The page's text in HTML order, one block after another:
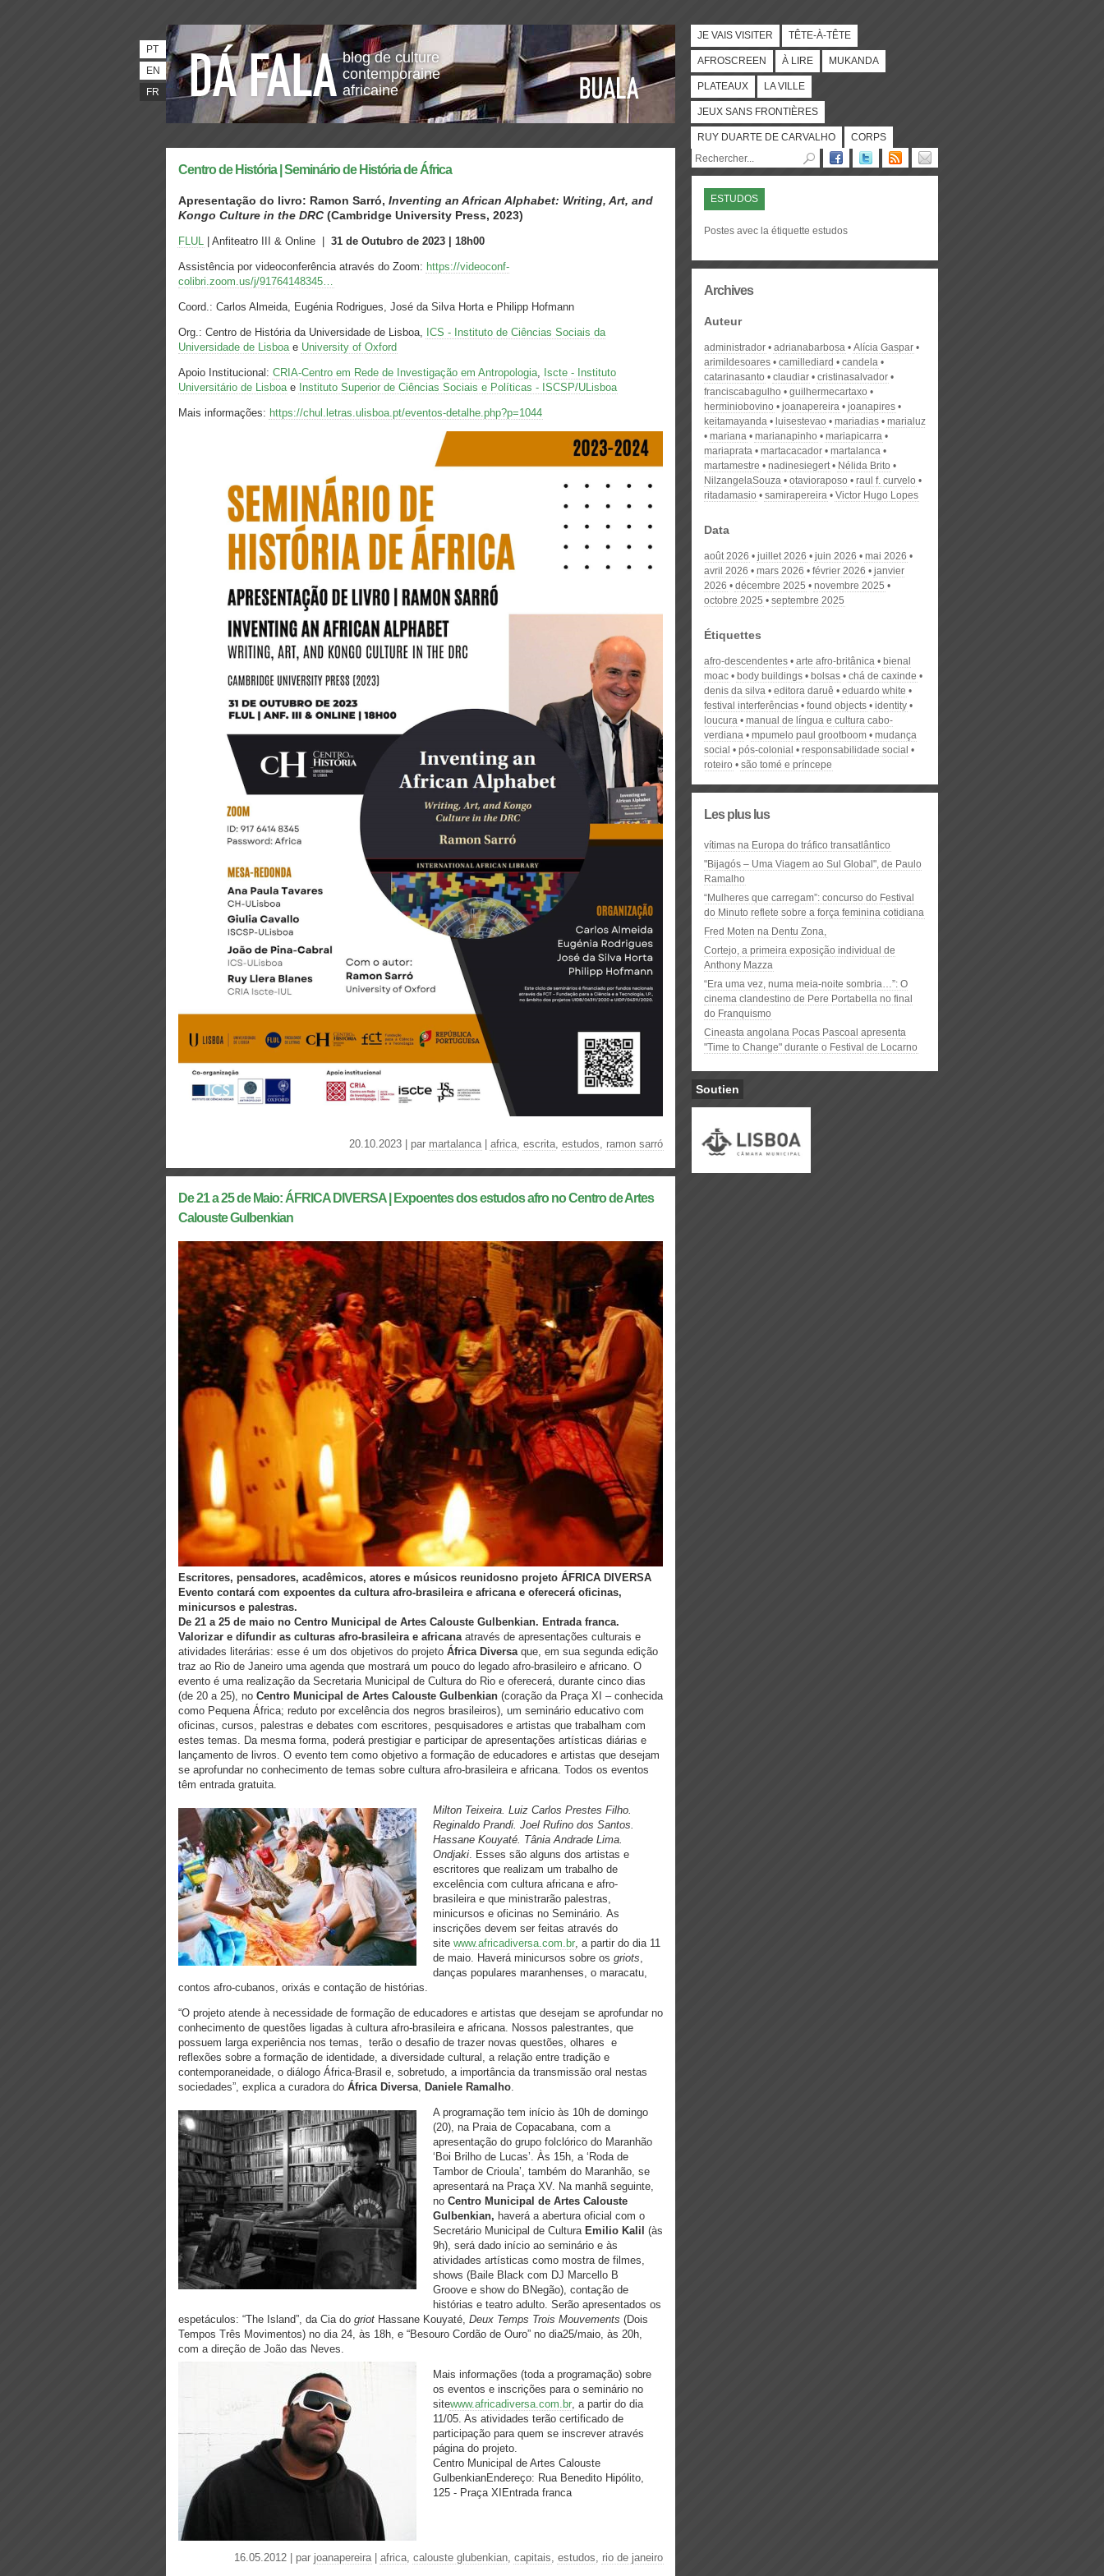
blog de culture
contemporaine
africaine
PT
EN
FR
JE VAIS VISITER TÊTE-À-TÊTE
AFROSCREEN À LIRE MUKANDA
PLATEAUX LA VILLE
JEUX SANS FRONTIÈRES
RUY DUARTE DE CARVALHO CORPS
Centro de História | Seminário de História de África
Apresentação do livro: Ramon Sarró, Inventing an African Alphabet: Writing, Art, and
Kongo Culture in the DRC (Cambridge University Press, 2023)
FLUL | Anfiteatro III & Online | 31 de Outubro de 2023 | 18h00
Assistência por videoconferência através do Zoom: https://videoconf-
colibri.zoom.us/j/91764148345…
Coord.: Carlos Almeida, Eugénia Rodrigues, José da Silva Horta e Philipp Hofmann
Org.: Centro de História da Universidade de Lisboa, ICS - Instituto de Ciências Sociais da
Universidade de Lisboae University of Oxford
Apoio Institucional: CRIA-Centro em Rede de Investigação em Antropologia, Iscte - Instituto
Universitário de Lisboae Instituto Superior de Ciências Sociais e Políticas - ISCSP/ULisboa
Mais informações: https://chul.letras.ulisboa.pt/eventos-detalhe.php?p=1044
20.10.2023 | par martalanca| africa, escrita, estudos, ramon sarró
De 21 a 25 de Maio: ÁFRICA DIVERSA | Expoentes dos estudos afro no Centro de Artes
Calouste Gulbenkian
Escritores, pensadores, acadêmicos, atores e músicos reunidosno projeto ÁFRICA DIVERSA
Evento contará com expoentes da cultura afro-brasileira e africana e oferecerá oficinas,
minicursos e palestras.
De 21 a 25 de maio no Centro Municipal de Artes Calouste Gulbenkian. Entrada franca.
Valorizar e difundir as culturas afro-brasileira e africana através de apresentações culturais e
atividades literárias: esse é um dos objetivos do projeto África Diversaque, em sua segunda edição
traz ao Rio de Janeiro uma agenda que mostrará um pouco do legado afro-brasileiro e africano. O
evento é uma realização da Secretaria Municipal de Cultura do Rio e oferecerá, durante cinco dias
(de 20 a 25), no Centro Municipal de Artes Calouste Gulbenkian (coração da Praça XI – conhecida
como Pequena África; reduto por excelência dos negros brasileiros), um seminário educativo com
oficinas, cursos, palestras e debates com escritores, pesquisadores e artistas que trabalham com
estes temas. Da mesma forma, poderá prestigiar e participar de apresentações artísticas diárias e
lançamento de livros. O evento tem como objetivo a formação de educadores e artistas que desejam
se aprofundar no conhecimento de temas sobre cultura afro-brasileira e africana. Todos os eventos
têm entrada gratuita.
Milton Teixeira. Luiz Carlos Prestes Filho.
Reginaldo Prandi. Joel Rufino dos Santos.
Hassane Kouyaté. Tânia Andrade Lima.
Ondjaki. Esses são alguns dos artistas e
escritores que realizam um trabalho de
excelência com cultura africana e afro-
brasileira e que ministrarão palestras,
minicursos e oficinas no Seminário. As
inscrições devem ser feitas através do
site www.africadiversa.com.br, a partir do dia 11
de maio. Haverá minicursos sobre os griots,
danças populares maranhenses, o maracatu,
contos afro-cubanos, orixás e contação de histórias.
“O projeto atende à necessidade de formação de educadores e artistas que desejam se aprofundar no
conhecimento de questões ligadas à cultura afro-brasileira e africana. Nossos palestrantes, que
possuem larga experiência nos temas, terão o desafio de trazer novas questões, olhares e
reflexões sobre a formação de identidade, a diversidade cultural, a relação entre tradição e
contemporaneidade, o diálogo África-Brasil e, sobretudo, a importância da transmissão oral nestas
sociedades”, explica a curadora do África Diversa, Daniele Ramalho.
A programação tem início às 10h de domingo
(20), na Praia de Copacabana, com a
apresentação do grupo folclórico do Maranhão
‘Boi Brilho de Lucas’. Às 15h, a ‘Roda de
Tambor de Crioula’, também do Maranhão, se
apresentará na Praça XV. Na manhã seguinte,
no Centro Municipal de Artes Calouste
Gulbenkian, haverá a abertura oficial com o
Secretário Municipal de Cultura Emilio Kalil (às
9h), será dado início ao seminário e às
atividades artísticas como mostra de filmes,
shows (Baile Black com DJ Marcello B
Groove e show do BNegão), contação de
histórias e teatro adulto. Serão apresentados os
espetáculos: “The Island”, da Cia do griot Hassane Kouyaté, Deux Temps Trois Mouvements (Dois
Tempos Três Movimentos) no dia 24, às 18h, e “Besouro Cordão de Ouro” no dia25/maio, às 20h,
com a direção de João das Neves.
Mais informações (toda a programação) sobre
os eventos e inscrições para o seminário no
sitewww.africadiversa.com.br, a partir do dia
11/05. As atividades terão certificado de
participação para quem se inscrever através
página do projeto.
Centro Municipal de Artes Calouste
GulbenkianEndereço: Rua Benedito Hipólito,
125 - Praça XIEntrada franca
16.05.2012 | par joanapereira| africa, calouste glubenkian, capitais, estudos, rio de janeiro
ESTUDOS
Postes avec la étiquette estudos
Archives
Auteur
administrador adrianabarbosa
Alícia Gaspar
arimildesoares
camillediard
candela
catarinasanto
claudiar
cristinasalvador
franciscabagulho
guilhermecartaxo
herminiobovino
joanapereira
joanapires
keitamayanda
luisestevao mariadias
marialuz
mariana
marianapinho
mariapicarra
mariaprata
martacacador
martalanca
martamestre
nadinesiegert
Nélida Brito
NilzangelaSouza
otavioraposo
raul f. curvelo
ritadamasio
samirapereira Victor Hugo Lopes
Data
août 2026 juillet 2026 juin 2026
mai 2026
avril 2026
mars 2026 février 2026
janvier
2026
décembre 2025
novembre 2025
octobre 2025
septembre 2025
Étiquettes
afro-descendentes arte afro-britânica
bienal
moac
body buildings bolsas
chá de caxinde
denis da silva
editora daruê
eduardo white
festival interferências
found objects
identity
loucura
manual de língua e cultura cabo-
verdiana
mpumelo paul grootboom
mudança
social
pós-colonial
responsabilidade social
roteiro
são tomé e príncepe
Les plus lus
vítimas na Europa do tráfico transatlântico
"Bijagós – Uma Viagem ao Sul Global", de Paulo
Ramalho
“Mulheres que carregam”: concurso do Festival
do Minuto reflete sobre a força feminina cotidiana
Fred Moten na Dentu Zona,
Cortejo, a primeira exposição individual de
Anthony Mazza
“Era uma vez, numa meia-noite sombria…”: O
cinema clandestino de Pere Portabella no final
do Franquismo
Cineasta angolana Pocas Pascoal apresenta
"Time to Change" durante o Festival de Locarno
Soutien